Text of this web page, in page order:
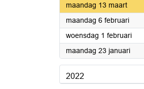
maandag 13 maart2023
maandag 6 februari2023
woensdag 1 februari2023
maandag 23 januari2023
2022